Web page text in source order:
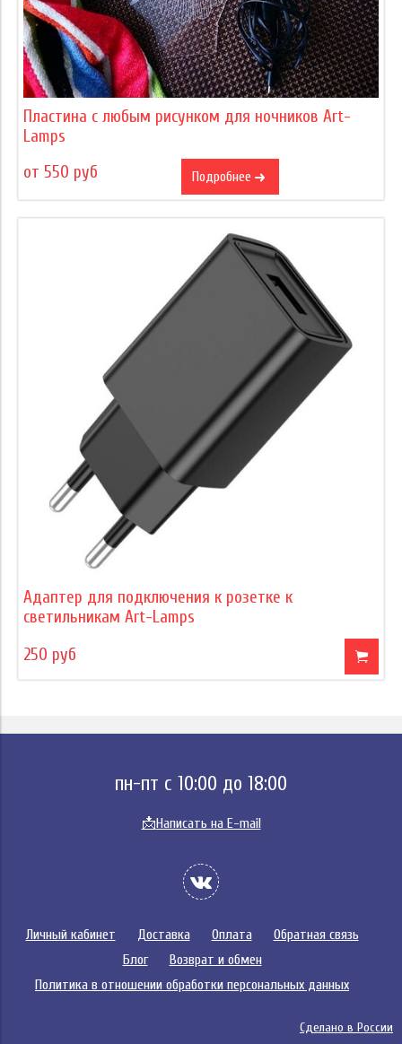
Пластина с любым рисунком для ночников Art-
Lamps
от 550 руб
Подробнее
Адаптер для подключения к розетке к
светильникам Art-Lamps
250 руб
пн-пт с 10:00 до 18:00
📩Написать на E-mail
Личный кабинет Доставка Оплата
Обратная связь
Блог
Возврат и обмен
Политика в отношении обработки персональных данных
Сделано в России